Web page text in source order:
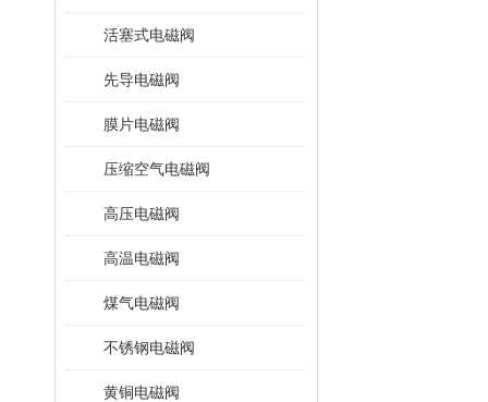
活塞式电磁阀
先导电磁阀
膜片电磁阀
压缩空气电磁阀
高压电磁阀
高温电磁阀
煤气电磁阀
不锈钢电磁阀
黄铜电磁阀